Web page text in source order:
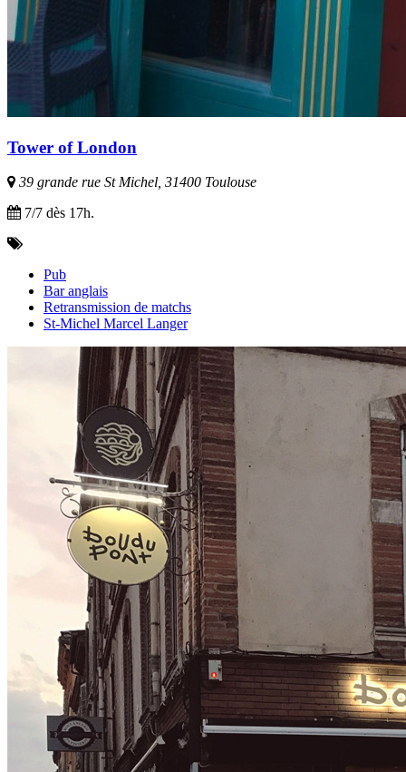
Tower of London
39 grande rue St Michel, 31400 Toulouse
7/7 dès 17h.
Pub
Bar anglais
Retransmission de matchs
St-Michel Marcel Langer